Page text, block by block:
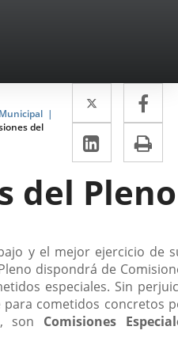
del
Twitter
Enlace
a
una
externa.
a
LinkedIn
Enlace
a
una
externa.
del Pleno
y el mejor ejercicio de
dispondrá de
especiales. Sin
cometidos concretos
son Comisiones